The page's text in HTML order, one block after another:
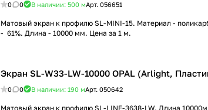
0 0 В наличии: 500 мАрт. 056651
Матовый экран к профилю SL-MINI-15. Материал -
- 61%. Длина - 10000 мм. Цена за 1 м.
Экран SL-W33-LW-10000 OPAL (Arlight,
0 0 В наличии: 190 мАрт. 050642
Матовый экран к профилю SL-LINE-3638-LW. Длина